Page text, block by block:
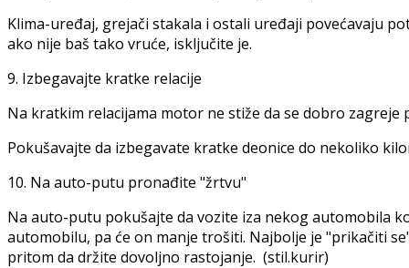
Klima-uređaj, grejači stakala i ostali uređaji povećavaju
ako nije baš tako vruće, isključite je.
9. Izbegavajte kratke relacije
Na kratkim relacijama motor ne stiže da se dobro zagreje
Pokušavajte da izbegavate kratke deonice do nekoliko
10. Na auto-putu pronađite "žrtvu"
Na auto-putu pokušajte da vozite iza nekog automobila
automobilu, pa će on manje trošiti. Najbolje je "prikačiti
pritom da držite dovoljno rastojanje. (stil.kurir)